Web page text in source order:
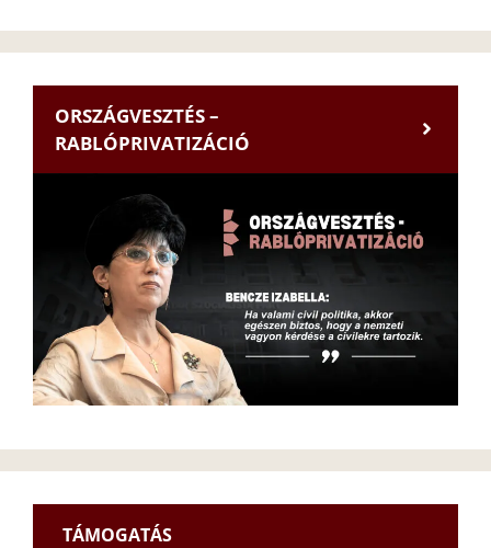
ORSZÁGVESZTÉS –
RABLÓPRIVATIZÁCIÓ
TÁMOGATÁS